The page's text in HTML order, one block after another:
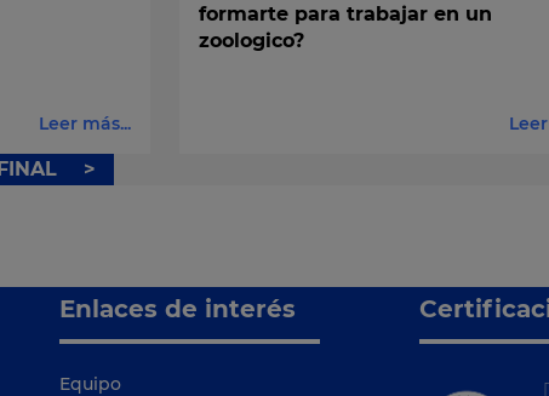
Leer más...
formarte para trabajar en un
zoologico?
>
Enlaces de interés
Equipo